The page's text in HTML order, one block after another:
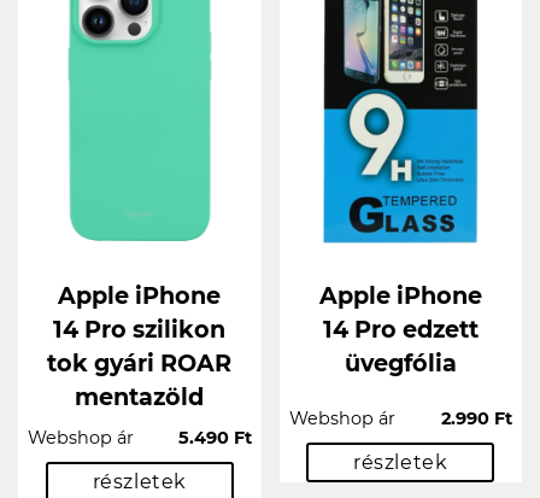
Apple iPhone
14 Pro szilikon
tok gyári ROAR
mentazöld
Webshop ár 5.490 Ft
részletek
Apple iPhone
14 Pro edzett
üvegfólia
Webshop ár 2.990 Ft
részletek